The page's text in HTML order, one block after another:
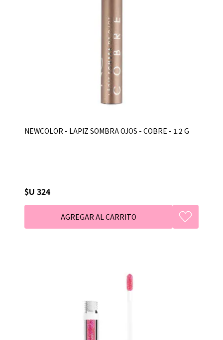
NEWCOLOR - LAPIZ SOMBRA OJOS - COBRE - 1.2 G
$U 324